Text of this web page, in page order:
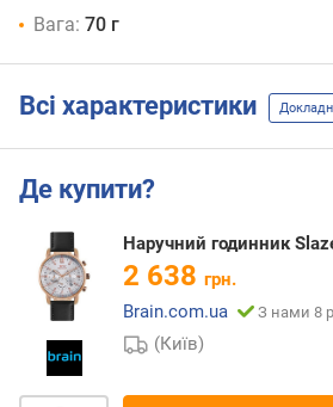
Вага: 70 г
Всі характеристики
Де купити?
Наручний годинник
2 638 грн.
Brain.com.ua
З нами 8
(Київ)